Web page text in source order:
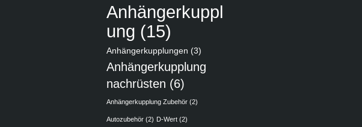
Anhängerkuppl
ung (15)
Anhängerkupplungen (3)
Anhängerkupplung
nachrüsten (6)
Anhängerkupplung Zubehör (2)
Autozubehör (2) D-Wert (2)